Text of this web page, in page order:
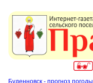
Буденновск - прогноз погоды